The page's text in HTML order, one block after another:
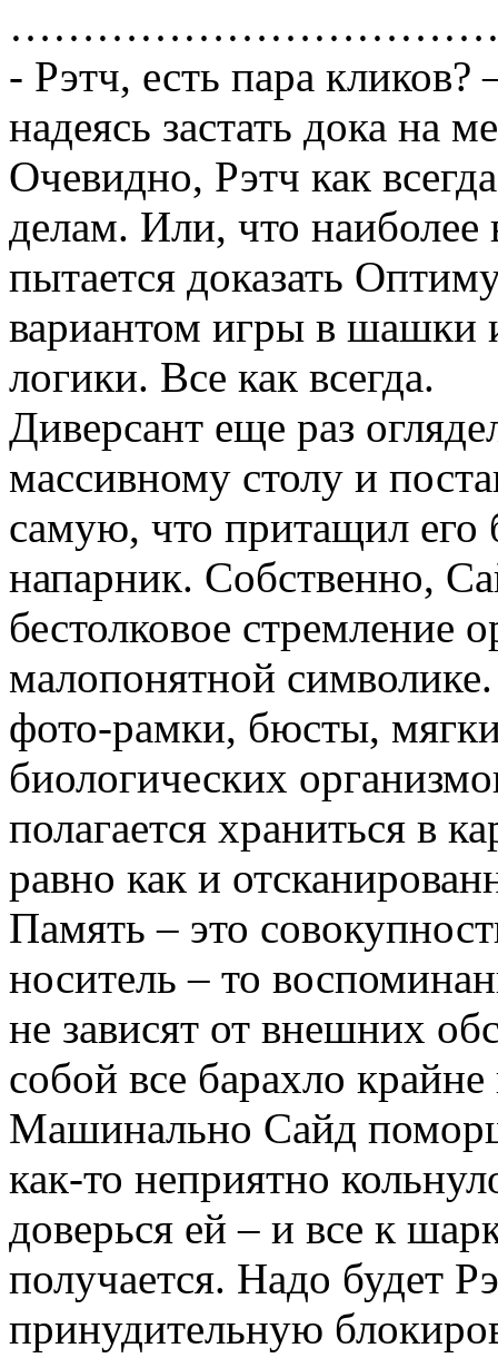
- Рэтч, есть пара
надеясь застать дока на
Очевидно, Рэтч как
делам. Или, что наиболее
пытается доказать
вариантом игры в шашки
логики. Все как всегда.
Диверсант еще раз
массивному столу и
самую, что притащил его
напарник. Собственно,
бестолковое стремление
малопонятной
фото-рамки, бюсты,
биологических
полагается храниться в
равно как и
Память – это
носитель – то
не зависят от внешних
собой все барахло
Машинально Сайд
как-то неприятно
доверься ей – и все к
получается. Надо будет
принудительную